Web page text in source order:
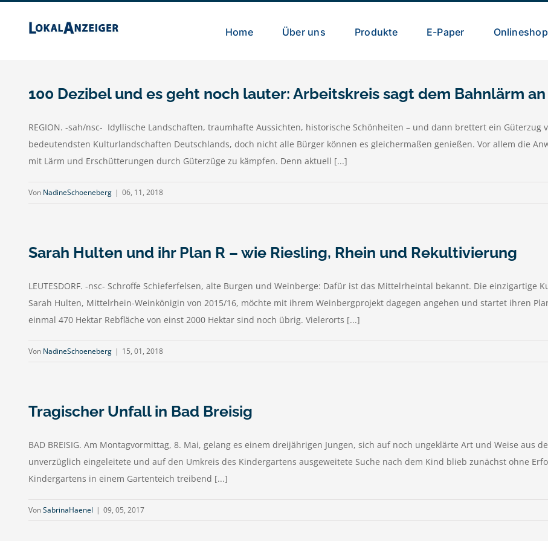
Home Über uns Produkte E-Paper Onlineshop
100 Dezibel und es geht noch lauter: Arbeitskreis sagt dem Bahnlärm
REGION. -sah/nsc- Idyllische Landschaften, traumhafte Aussichten, historische Schönheiten – und dann brettert ein
bedeutendsten Kulturlandschaften Deutschlands, doch nicht alle Bürger können es gleichermaßen genießen. Vor allem die
mit Lärm und Erschütterungen durch Güterzüge zu kämpfen. Denn aktuell [...]
Von NadineSchoeneberg | 06, 11, 2018
Sarah Hulten und ihr Plan R – wie Riesling, Rhein und Rekultivierung
LEUTESDORF. -nsc- Schroffe Schieferfelsen, alte Burgen und Weinberge: Dafür ist das Mittelrheintal bekannt. Die
Sarah Hulten, Mittelrhein-Weinkönigin von 2015/16, möchte mit ihrem Weinbergprojekt dagegen angehen und startet ihren
einmal 470 Hektar Rebfläche von einst 2000 Hektar sind noch übrig. Vielerorts [...]
Von NadineSchoeneberg | 15, 01, 2018
Tragischer Unfall in Bad Breisig
BAD BREISIG. Am Montagvormittag, 8. Mai, gelang es einem dreijährigen Jungen, sich auf noch ungeklärte Art und Weise aus
unverzüglich eingeleitete und auf den Umkreis des Kindergartens ausgeweitete Suche nach dem Kind blieb zunächst ohne
Kindergartens in einem Gartenteich treibend [...]
VonSabrinaHaenel | 09, 05, 2017